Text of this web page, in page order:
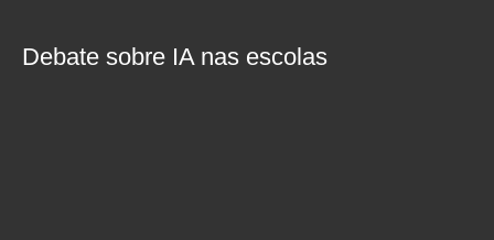
Debate sobre IA nas escolas